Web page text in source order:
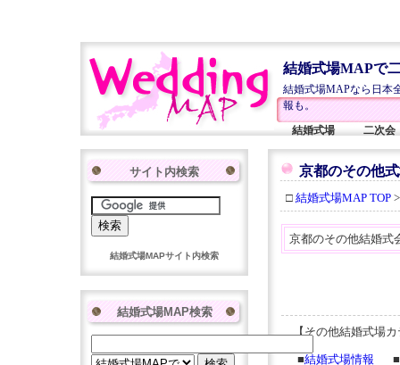
結婚式場MAPで
結婚式場MAPなら日本
報も。
結婚式場
二次会
京都のその他
□ 結婚式場MAP TOP
京都のその他結婚式
【その他結婚式場
■結婚式場情報
■
サイト内検索
結婚式場MAPサイト内検索
結婚式場MAP検索